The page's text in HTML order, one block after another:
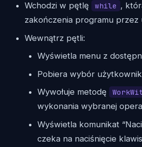
Wchodzi w pętlę
while ,
zakończenia programu przez
Wewnątrz pętli:
Wyświetla menu z
Pobiera wybór
Wywołuje metodę
wykonania wybranej
Wyświetla komunikat
czeka na naciśnięcie